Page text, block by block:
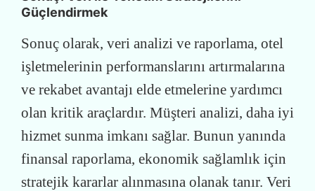
Güçlendirmek
Sonuç olarak, veri analizi ve raporlama, otel
işletmelerinin performanslarını artırmalarına
ve rekabet avantajı elde etmelerine yardımcı
olan kritik araçlardır. Müşteri analizi, daha iyi
hizmet sunma imkanı sağlar. Bunun yanında
finansal raporlama, ekonomik sağlamlık için
stratejik kararlar alınmasına olanak tanır. Veri